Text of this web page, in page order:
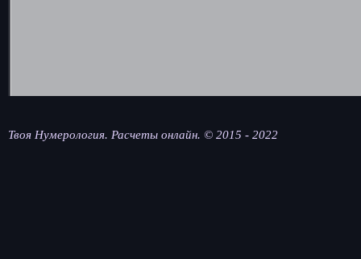
Твоя Нумерология. Расчеты онлайн. © 2015 - 2022